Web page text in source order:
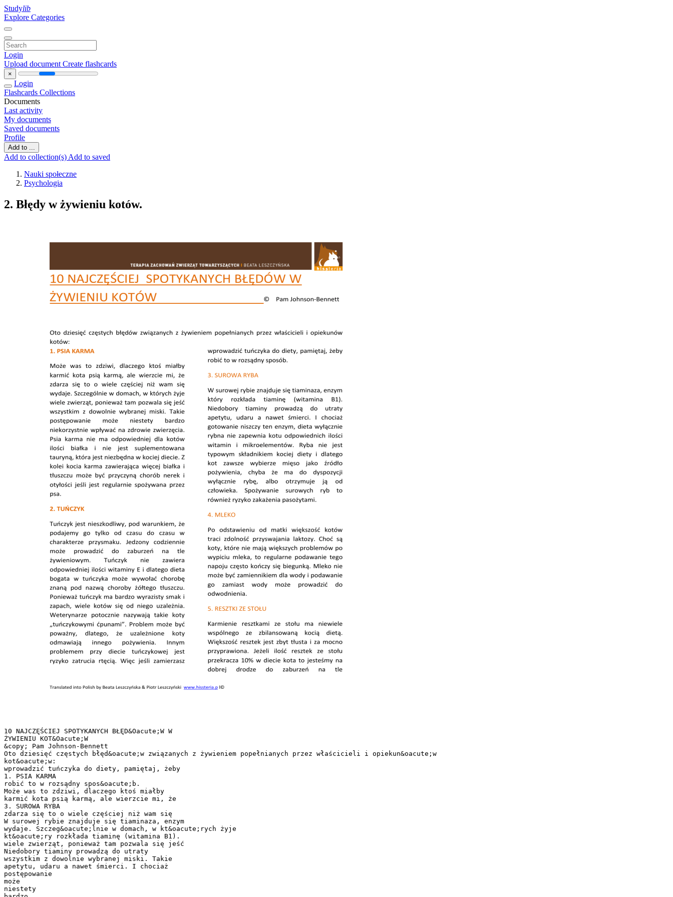
Studylib
Explore Categories
Login
Upload document Create flashcards
×
Login
Flashcards Collections
Documents
Last activity
My documents
Saved documents
Profile
Add to ...
Add to collection(s) Add to saved
Nauki społeczne
Psychologia
2. Błędy w żywieniu kotów.
10 NAJCZĘŚCIEJ SPOTYKANYCH BŁĘD&Oacute;W W
ŻYWIENIU KOT&Oacute;W
&copy; Pam Johnson-Bennett
Oto dziesięć częstych błęd&oacute;w związanych z żywieniem popełnianych przez właścicieli i opiekun&oacute;w
kot&oacute;w:
wprowadzić tuńczyka do diety, pamiętaj, żeby
1. PSIA KARMA
robić to w rozsądny spos&oacute;b.
Może was to zdziwi, dlaczego ktoś miałby
karmić kota psią karmą, ale wierzcie mi, że
3. SUROWA RYBA
zdarza się to o wiele częściej niż wam się
W surowej rybie znajduje się tiaminaza, enzym
wydaje. Szczeg&oacute;lnie w domach, w kt&oacute;rych żyje
kt&oacute;ry rozkłada tiaminę (witamina B1).
wiele zwierząt, ponieważ tam pozwala się jeść
Niedobory tiaminy prowadzą do utraty
wszystkim z dowolnie wybranej miski. Takie
apetytu, udaru a nawet śmierci. I chociaż
postępowanie
może
niestety